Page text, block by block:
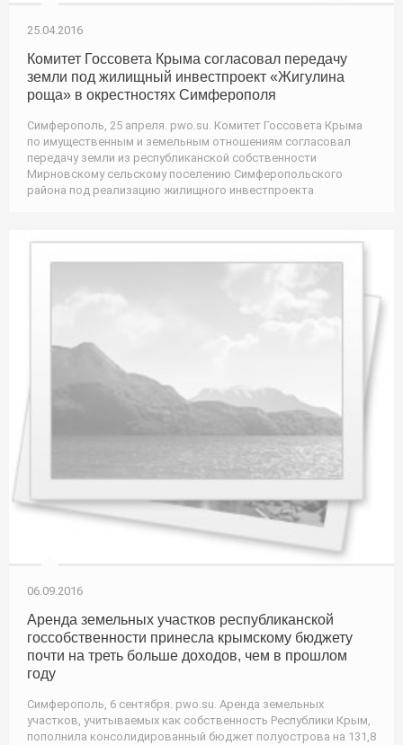
25.04.2016
Комитет Госсовета Крыма согласовал передачу
земли под жилищный инвестпроект «Жигулина
роща» в окрестностях Симферополя
Симферополь, 25 апреля. pwo.su. Комитет Госсовета Крыма
по имущественным и земельным отношениям согласовал
передачу земли из республиканской собственности
Мирновскому сельскому поселению Симферопольского
района под реализацию жилищного инвестпроекта
06.09.2016
Аренда земельных участков республиканской
госсобственности принесла крымскому бюджету
почти на треть больше доходов, чем в прошлом
году
Симферополь, 6 сентября. pwo.su. Аренда земельных
участков, учитываемых как собственность Республики Крым,
пополнила консолидированный бюджет полуострова на 131,8